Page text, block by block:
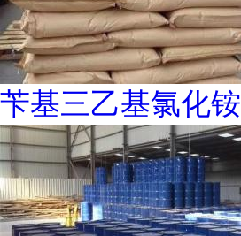
苄基三乙基氯化铵